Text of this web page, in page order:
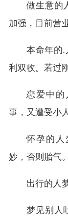
做生意的
加强，目前营
本命年的.
利双收。若过
恋爱中的
事，又遭受小
怀孕的人
妙，否则胎气。
出行的人
梦见别人